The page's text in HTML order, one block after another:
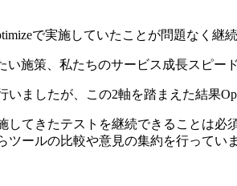
で実施していたことが問題なく
い施策、私たちのサービス成長スピ
ましたが、この2軸を踏まえた結果
てきたテストを継続できることは
ールの比較や意見の集約を行っていま